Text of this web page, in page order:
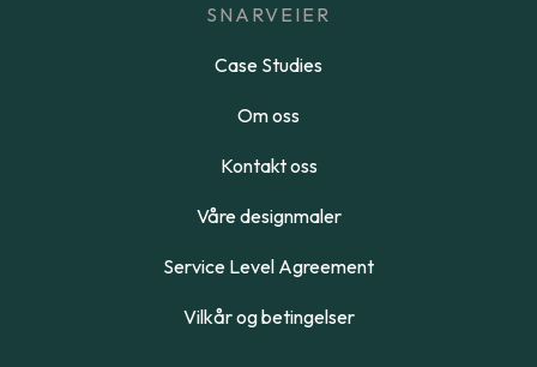
SNARVEIER
Case Studies
Om oss
Kontakt oss
Våre designmaler
Service Level Agreement
Vilkår og betingelser